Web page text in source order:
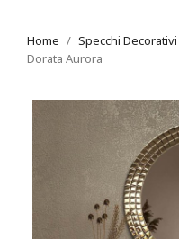
Home Specchi Decorativi
Dorata Aurora